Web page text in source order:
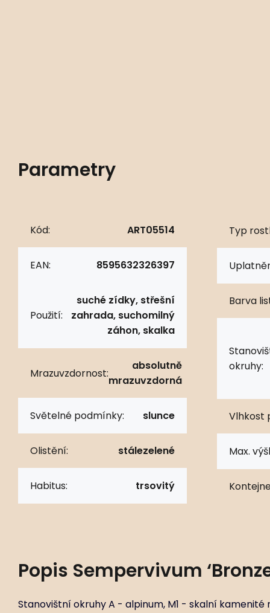
Parametry
Kód: ART05514
EAN: 8595632326397
Použití:
suché zídky, střešní
zahrada, suchomilný
záhon, skalka
Mrazuvzdornost:
absolutně
mrazuvzdorná
Světelné podmínky: slunce
Olistění: stálezelené
Habitus: trsovitý
Typ
Barva
okruhy:
Vlhkost
Max.
Popis Sempervivum
Stanovištní okruhy A - alpinum, M1 - skalní kamenité